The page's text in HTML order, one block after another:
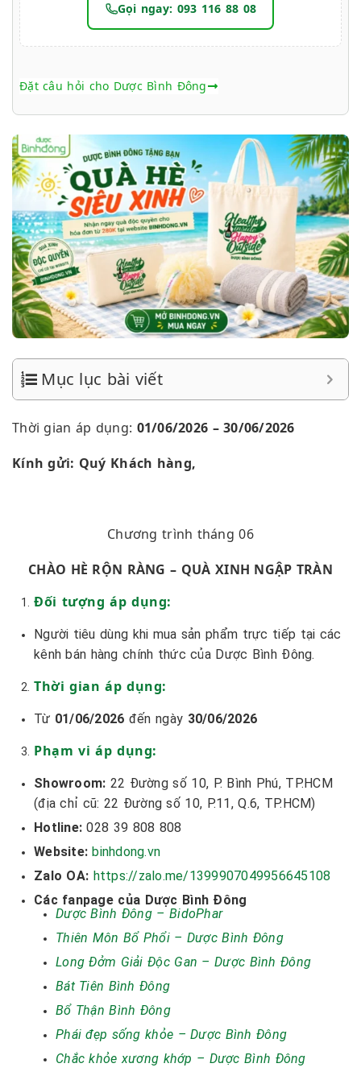
Gọi ngay: 093 116 88 08
Đặt câu hỏi cho Dược Bình Đông
Mục lục bài viết
Thời gian áp dụng: 01/06/2026 – 30/06/2026
Kính gửi: Quý Khách hàng,
Chương trình tháng 06
CHÀO HÈ RỘN RÀNG – QUÀ XINH NGẬP TRÀN
Đối tượng áp dụng:
Người tiêu dùng khi mua sản phẩm trực tiếp tại các
kênh bán hàng chính thức của Dược Bình Đông.
Thời gian áp dụng:
Từ 01/06/2026 đến ngày 30/06/2026
Phạm vi áp dụng:
Showroom: 22 Đường số 10, P. Bình Phú, TP.HCM
(địa chỉ cũ: 22 Đường số 10, P.11, Q.6, TP.HCM)
Hotline: 028 39 808 808
Website: binhdong.vn
Zalo OA: https://zalo.me/1399907049956645108
Các fanpage của Dược Bình Đông
Dược Bình Đông – BidoPhar
Thiên Môn Bổ Phổi – Dược Bình Đông
Long Đởm Giải Độc Gan – Dược Bình Đông
Bát Tiên Bình Đông
Bổ Thận Bình Đông
Phái đẹp sống khỏe – Dược Bình Đông
Chắc khỏe xương khớp – Dược Bình Đông